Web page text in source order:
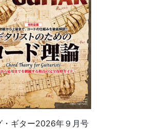
・ギター2026年９月号